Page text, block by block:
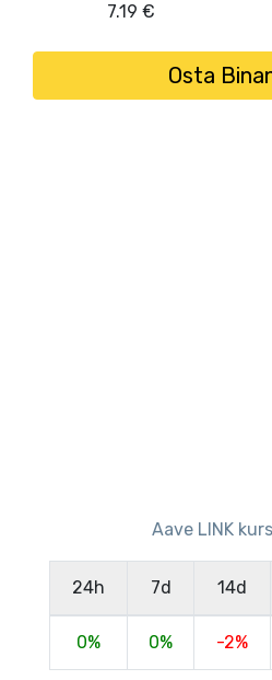
7.19 €
Osta
Aave LINK
24h 7d 14d
0% 0% -2%